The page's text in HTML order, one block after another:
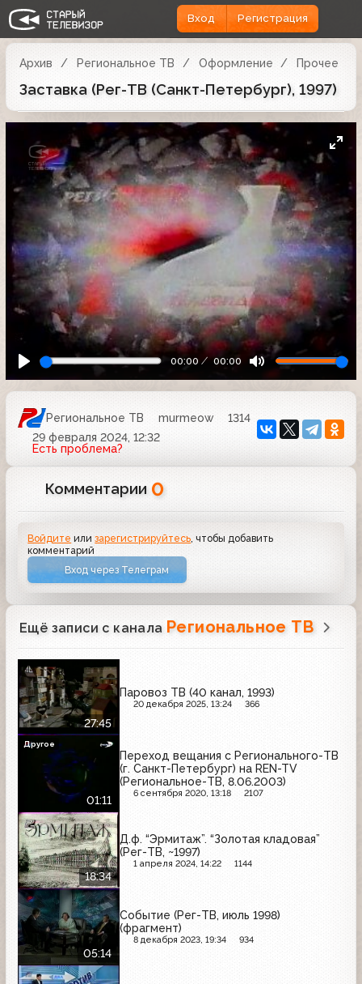
Вход Регистрация
Архив Региональное ТВ Оформление Прочее
Заставка (Рег-ТВ (Санкт-Петербург), 1997)
00:00 00:00
Региональное ТВ murmeow
1314
29 февраля 2024, 12:32
Есть проблема?
Комментарии 0
Войдите илизарегистрируйтесь, чтобы добавить
комментарий
Вход через Телеграм
Ещё записи с канала Региональное ТВ
27:45
Паровоз ТВ (40 канал, 1993)
20 декабря 2025, 13:24 366
01:11
Переход вещания с Регионального-ТВ
(г. Санкт-Петербург) на REN-TV
(Региональное-ТВ, 8.06.2003)
6 сентября 2020, 13:18 2107
Другое
18:34
Д.ф. “Эрмитаж”. “Золотая кладовая”
(Рег-ТВ, ~1997)
1 апреля 2024, 14:22 1144
05:14
Событие (Рег-ТВ, июль 1998)
(фрагмент)
8 декабря 2023, 19:34 934